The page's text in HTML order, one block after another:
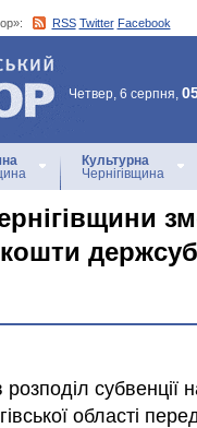
RSS Twitter Facebook
Четвер, 6 серпня,
Культурна
Чернігівщина
субвенції
області